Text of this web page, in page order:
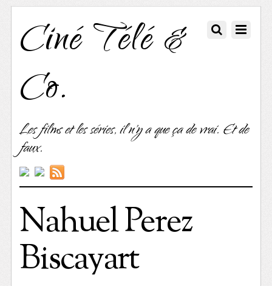
Ciné Télé &
Co.
Les films et les séries, il n'y a que ça de vrai. Et de
faux.
Nahuel Perez
Biscayart